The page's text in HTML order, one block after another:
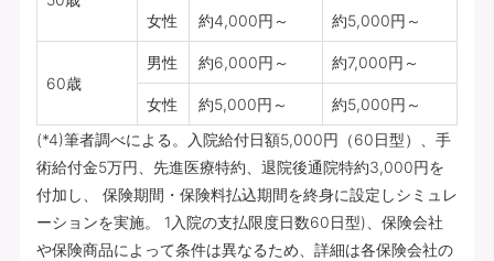
女性 約4,000円～ 約5,000円～
60歳
男性 約6,000円～ 約7,000円～
女性 約5,000円～
約5,000円～
(*4)筆者調べによる。入院給付日額5,000円（60日型）、手
術給付金5万円、先進医療特約、退院後通院特約3,000円を
付加し、 保険期間・保険料払込期間を終身に設定しシミュレ
ーションを実施。 1入院の支払限度日数60日型)、保険会社
や保険商品によって条件は異なるため、詳細は各保険会社の